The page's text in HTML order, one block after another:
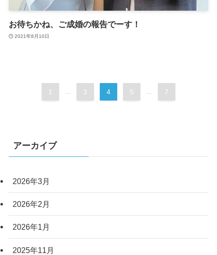
お待ちかね、ご成婚の報告でーす！
2021年8月10日
1 3 4 5 7
アーカイブ
2026年3月
2026年2月
2026年1月
2025年11月